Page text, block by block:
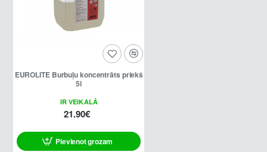
IR VEIKALĀ
EUROLITE Burbuļu koncentrāts priekš
5l
21.90€
Pievienot grozam